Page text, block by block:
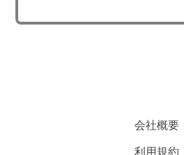
わせ窓口に申し出ることができます。そ
会社概要
利用規約